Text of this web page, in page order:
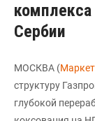
комплекса
Сербии
МОСКВА (
структуру
глубокой